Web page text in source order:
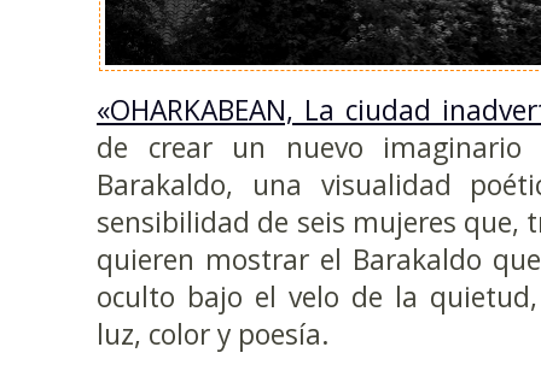
«OHARKABEAN, La ciudad
de crear un nuevo
Barakaldo, una visualidad
sensibilidad de seis mujeres que,
quieren mostrar el Barakaldo
oculto bajo el velo de la
luz, color y poesía.